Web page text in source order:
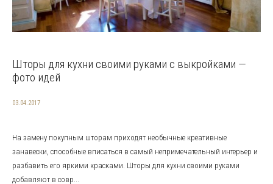
Шторы для кухни своими руками с выкройками —
фото идей
03.04.2017
На замену покупным шторам приходят необычные креативные
занавески, способные вписаться в самый непримечательный интерьер и
разбавить его яркими красками. Шторы для кухни своими руками
добавляют в совр...